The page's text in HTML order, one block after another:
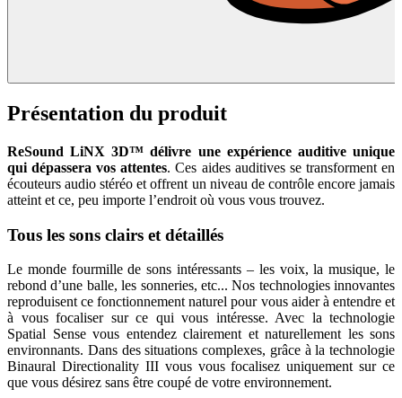
Présentation du produit
ReSound LiNX 3D™ délivre une expérience auditive unique
qui dépassera vos attentes. Ces aides auditives se transforment en
écouteurs audio stéréo et offrent un niveau de contrôle encore jamais
atteint et ce, peu importe l’endroit où vous vous trouvez.
Tous les sons clairs et détaillés
Le monde fourmille de sons intéressants – les voix, la musique, le
rebond d’une balle, les sonneries, etc... Nos technologies innovantes
reproduisent ce fonctionnement naturel pour vous aider à entendre et
à vous focaliser sur ce qui vous intéresse. Avec la technologie
Spatial Sense vous entendez clairement et naturellement les sons
environnants. Dans des situations complexes, grâce à la technologie
Binaural Directionality III vous vous focalisez uniquement sur ce
que vous désirez sans être coupé de votre environnement.